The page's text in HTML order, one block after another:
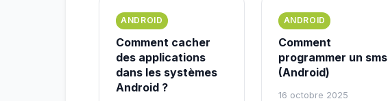
ANDROID
Comment cacher
des applications
dans les systèmes
Android ?
ANDROID
Comment
programmer un sms
(Android)
16 octobre 2025